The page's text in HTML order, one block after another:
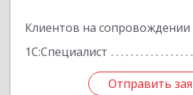
Клиентов на сопровождении
1С:Специалист
Отправить
Отправить